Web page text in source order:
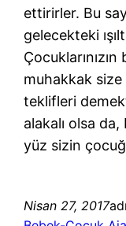
ettirirler. Bu
gelecekteki
muhakkak
teklifleri
alakalı olsa
yüz sizin
Nisan 27, 2017